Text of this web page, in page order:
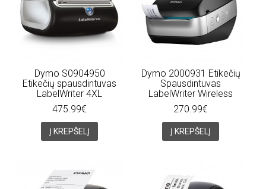
Dymo S0904950
Etikečių spausdintuvas
LabelWriter 4XL
475.99€
Į KREPŠELĮ
Dymo 2000931 Etikečių
Spausdintuvas
LabelWriter Wireless
270.99€
Į KREPŠELĮ